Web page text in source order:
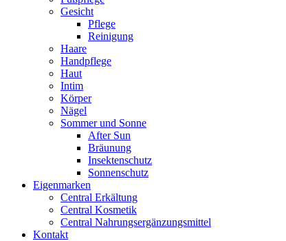
Gesicht
Pflege
Reinigung
Haare
Handpflege
Haut
Intim
Körper
Nägel
Sommer und Sonne
After Sun
Bräunung
Insektenschutz
Sonnenschutz
Eigenmarken
Central Erkältung
Central Kosmetik
Central Nahrungsergänzungsmittel
Kontakt